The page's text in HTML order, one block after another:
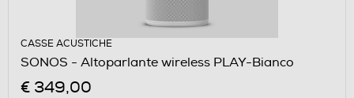
CASSE ACUSTICHE
SONOS - Altoparlante wireless PLAY-Bianco
€ 349,00